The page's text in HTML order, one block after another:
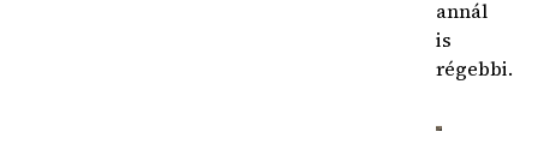
annál
is
régebbi.